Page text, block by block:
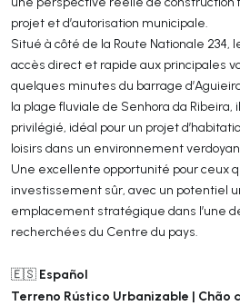
projet et d’autorisation municipale.
Situé à côté de la Route Nationale 234,
accès direct et rapide aux principales
quelques minutes du barrage
la plage fluviale de Senhora da Ribeira,
privilégié, idéal pour un projet
loisirs dans un environnement
Une excellente opportunité pour ceux
investissement sûr, avec un potentiel
emplacement stratégique dans l’une
recherchées du Centre du pays.
🇪🇸 Español
Terreno Rústico Urbanizable | Chão